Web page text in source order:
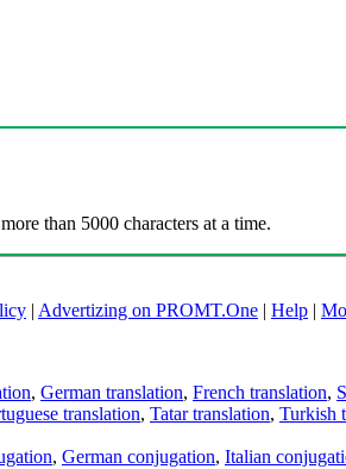
than 5000 characters at a time.
| Advertizing on PROMT.One | Help |
, German translation, French translation,
translation, Tatar translation, Turkish
, German conjugation, Italian